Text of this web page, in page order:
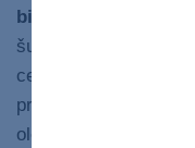
bielkovina
šupke, quinoa,
cestoviny, bataty,
pridať
oleja, semienok či